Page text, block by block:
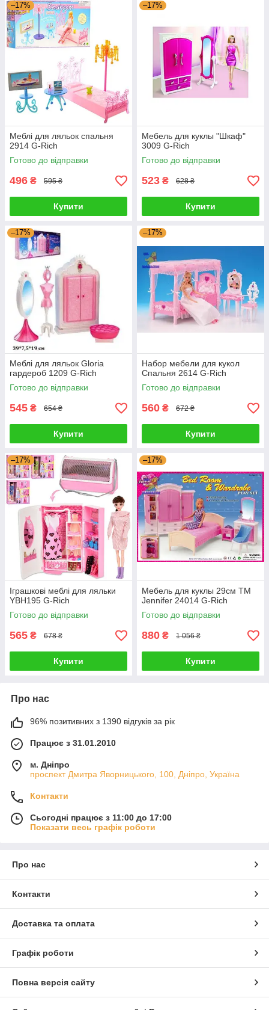
–17%
Меблі для ляльок спальня
2914 G-Rich
Готово до відправки
496 ₴ 595 ₴
Купити
–17%
Мебель для куклы "Шкаф"
3009 G-Rich
Готово до відправки
523 ₴ 628 ₴
Купити
–17%
Меблі для ляльок Gloria
гардероб 1209 G-Rich
Готово до відправки
545 ₴ 654 ₴
Купити
–17%
Набор мебели для кукол
Спальня 2614 G-Rich
Готово до відправки
560 ₴ 672 ₴
Купити
–17%
Іграшкові меблі для ляльки
YBH195 G-Rich
Готово до відправки
565 ₴ 678 ₴
Купити
–17%
Мебель для куклы 29см ТМ
Jennifer 24014 G-Rich
Готово до відправки
880 ₴ 1 056 ₴
Купити
Про нас
96% позитивних з 1390 відгуків за рік
Працює з 31.01.2010
м. Дніпро
проспект Дмитра Яворницького, 100, Дніпро, Україна
Контакти
Сьогодні працює з 11:00 до 17:00
Показати весь графік роботи
Про нас
Контакти
Доставка та оплата
Графік роботи
Повна версія сайту